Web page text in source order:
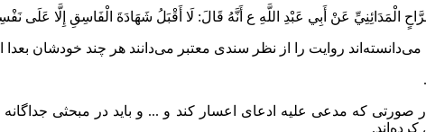
أَبِي عَبْدِ اللَّهِ ع أَنَّهُ قَالَ: لَا أَقْبَلُ شَهَادَةَ الْفَاسِقِ إِلَّا عَلَى‏ نَفْسِهِ‏. (الکافی،
روایت را از نظر سندی معتبر می‌دانند هر چند خودشان بعدا
صورتی که مدعی علیه ادعای اعسار کند و ... و باید در مبحثی